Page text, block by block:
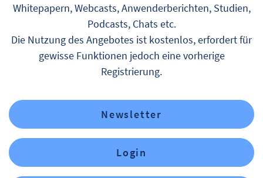
Whitepapern, Webcasts, Anwenderberichten, Studien,
Podcasts, Chats etc.
Die Nutzung des Angebotes ist kostenlos, erfordert für
gewisse Funktionen jedoch eine vorherige
Registrierung.
Newsletter
Login